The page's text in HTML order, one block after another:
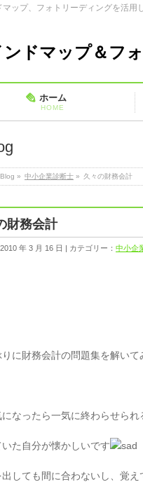
マップ、フォトリーディングを活
ドマップ＆フ
ホーム
HOME
Blog » 中小企業診断士 » 久々の財務会計
財務会計
年 3 月 16 日 | カテゴリー： 中小企
りに財務会計の問題集を解い
になったら一気に終わらせら
た自分が懐かしいです
しても間に合わないし、覚